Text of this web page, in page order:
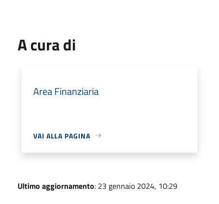
A cura di
Area Finanziaria
VAI ALLA PAGINA
Ultimo aggiornamento: 23 gennaio 2024, 10:29